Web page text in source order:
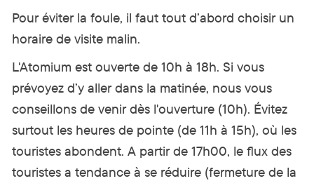
Pour éviter la foule, il faut tout d’abord choisir un
horaire de visite malin.
L'Atomium est ouverte de 10h à 18h. Si vous
prévoyez d’y aller dans la matinée, nous vous
conseillons de venir dès l'ouverture (10h). Évitez
surtout les heures de pointe (de 11h à 15h), où les
touristes abondent. A partir de 17h00, le flux des
touristes a tendance à se réduire (fermeture de la